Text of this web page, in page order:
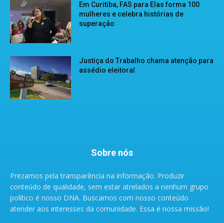
Em Curitiba, FAS para Elas forma 100
mulheres e celebra histórias de
superação
Justiça do Trabalho chama atenção para
assédio eleitoral
Sobre nós
Prezamos pela transparência na informação. Produzir
conteúdo de qualidade, sem estar atrelados a nenhum grupo
político é nosso DNA. Buscamos com nosso conteúdo
atender aos interesses da comunidade. Essa é nossa missão!